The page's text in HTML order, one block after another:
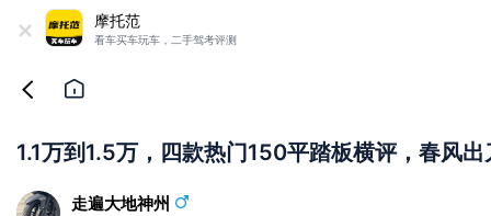
+ 摩托范
看车买车玩车，二手驾考评测
1.1万到1.5万，四款热门150平踏板横评，春风
走遍大地神州